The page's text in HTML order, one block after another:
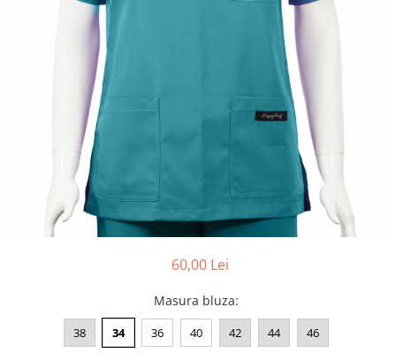
Pălării de Soare
60,00 Lei
Masura bluza:
38 34 36 40 42 44 46